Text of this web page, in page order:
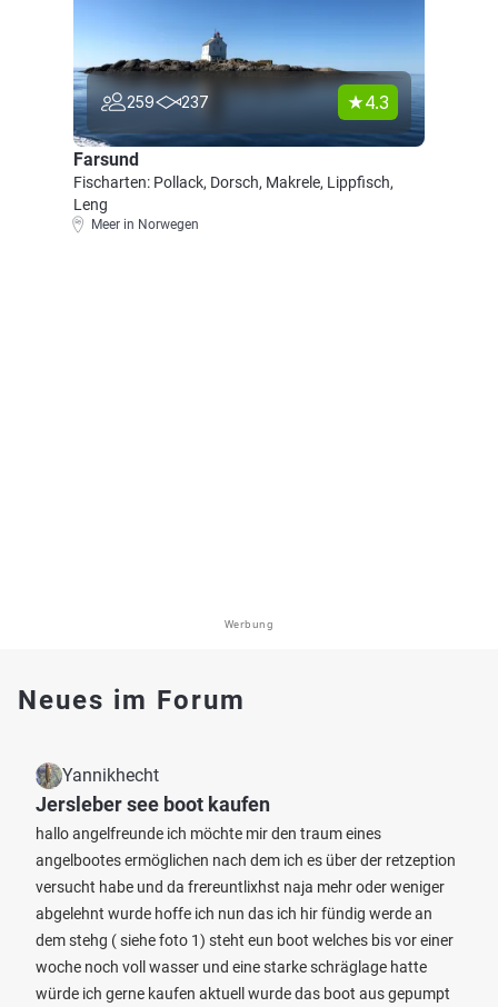
259 237 4.3
Farsund
Fischarten: Pollack, Dorsch, Makrele, Lippfisch,
Leng
Meer in Norwegen
Werbung
Neues im Forum
Yannikhecht
Jersleber see boot kaufen
hallo angelfreunde ich möchte mir den traum eines
angelbootes ermöglichen nach dem ich es über der retzeption
versucht habe und da frereuntlixhst naja mehr oder weniger
abgelehnt wurde hoffe ich nun das ich hir fündig werde an
dem stehg ( siehe foto 1) steht eun boot welches bis vor einer
woche noch voll wasser und eine starke schräglage hatte
würde ich gerne kaufen aktuell wurde das boot aus gepumpt